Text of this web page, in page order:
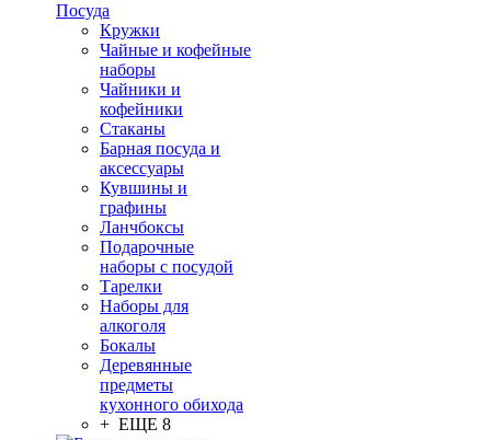
Посуда
Кружки
Чайные и кофейные
наборы
Чайники и
кофейники
Стаканы
Барная посуда и
аксессуары
Кувшины и
графины
Ланчбоксы
Подарочные
наборы с посудой
Тарелки
Наборы для
алкоголя
Бокалы
Деревянные
предметы
кухонного обихода
+ ЕЩЕ 8